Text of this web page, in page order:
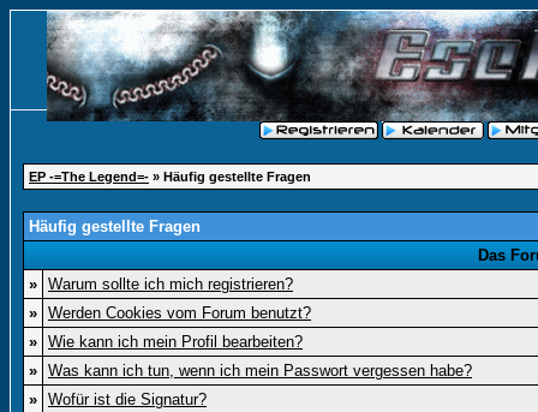
EP -=The Legend=- » Häufig gestellte Fragen
Häufig gestellte Fragen
Das
» Warum sollte ich mich registrieren?
» Werden Cookies vom Forum benutzt?
» Wie kann ich mein Profil bearbeiten?
» Was kann ich tun, wenn ich mein Passwort vergessen habe?
» Wofür ist die Signatur?